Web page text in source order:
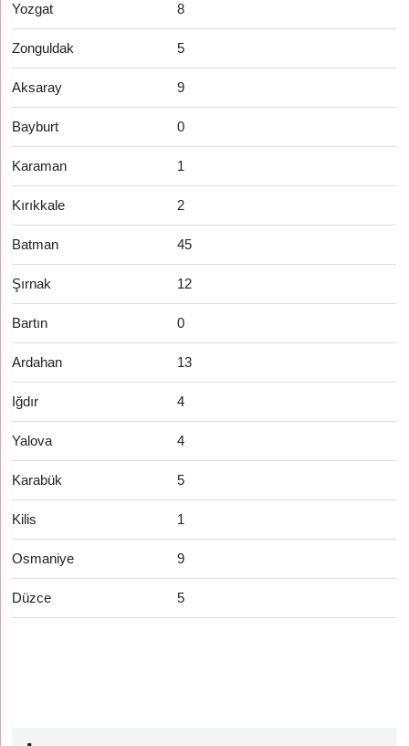
Yozgat 8
Zonguldak 5
Aksaray 9
Bayburt 0
Karaman 1
Kırıkkale 2
Batman 45
Şırnak 12
Bartın 0
Ardahan 13
Iğdır 4
Yalova 4
Karabük 5
Kilis 1
Osmaniye 9
Düzce 5